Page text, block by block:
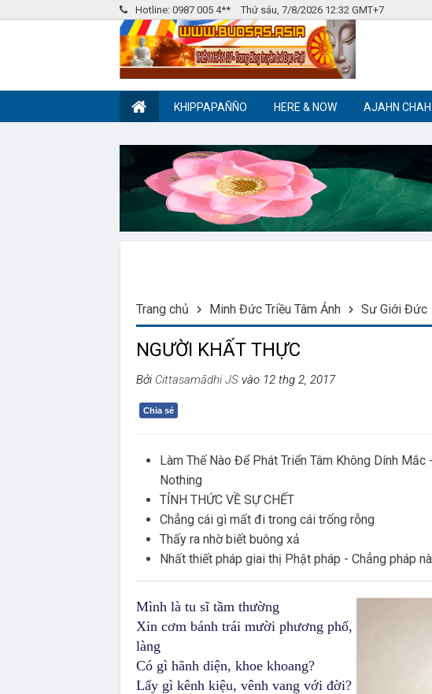
Hotline: 0987 005 4** Thứ sáu, 7/8/2026 12:32 GMT+7
KHIPPAPAÑÑO HERE & NOW AJAHN CHAH
Trang chủ Minh Đức Triều Tâm Ảnh Sư Giới Đức
NGƯỜI KHẤT THỰC
Bởi Cittasamādhi JS vào 12 thg 2, 2017
Chia sẻ
Làm Thế Nào Để Phát Triển Tâm Không Dính
Nothing
TỈNH THỨC VỀ SỰ CHẾT
Chẳng cái gì mất đi trong cái trống rỗng
Thấy ra nhờ biết buông xả
Nhất thiết pháp giai thị Phật pháp - Chẳng pháp
Mình là tu sĩ tầm thường
Xin cơm bánh trái mười phương phố,
làng
Có gì hãnh diện, khoe khoang?
Lấy gì kênh kiệu, vênh vang với đời?